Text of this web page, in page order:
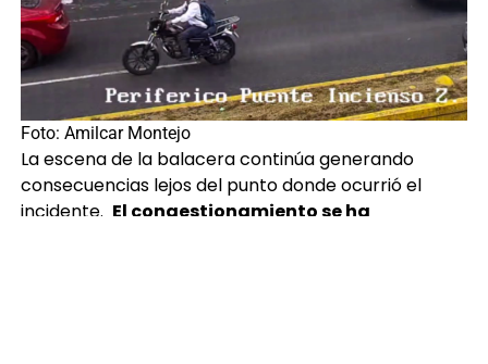
Foto: Amilcar Montejo
La escena de la balacera continúa generando
consecuencias lejos del punto donde ocurrió el
incidente. El congestionamiento se ha